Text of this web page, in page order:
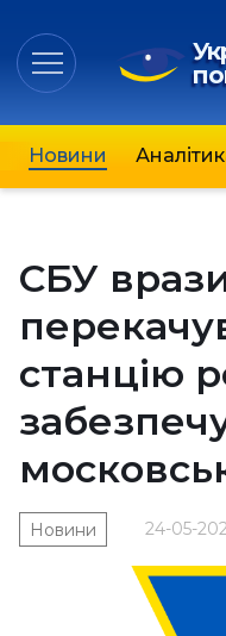
Новини
СБУ
станцію
24-05-
Новини